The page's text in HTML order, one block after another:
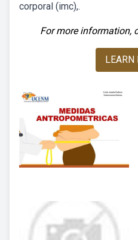
corporal (imc),.
For more information,
LEARN